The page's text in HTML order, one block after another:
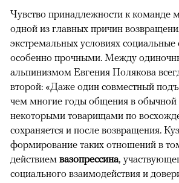
Чувство принадлежности к команде
одной из главных причин
экстремальных условиях социальные
особенно прочными. Между
альпинизмом Евгения Полякова
второй: «Даже один совместный
чем многие годы общения в
некоторыми товарищами по
сохраняется и после возвращения.
формирование таких отношений в
действием вазопрессина,
социального взаимодействия и